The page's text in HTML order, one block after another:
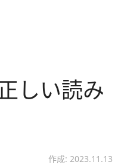
しい読み
作成: 2023.11.13